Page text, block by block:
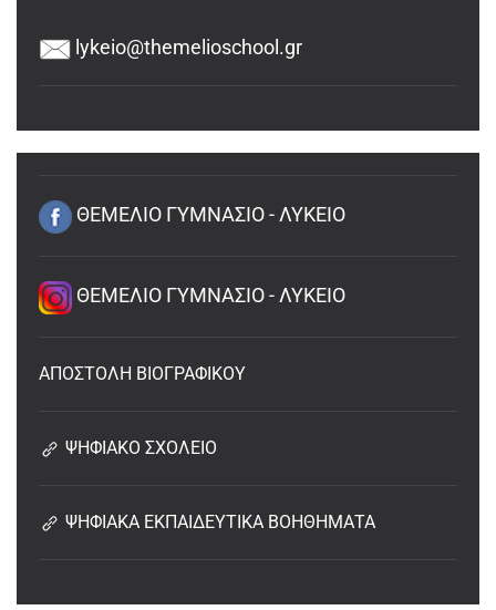
lykeio@themelioschool.gr
ΘΕΜΕΛΙΟ ΓΥΜΝΑΣΙΟ - ΛΥΚΕΙΟ
ΘΕΜΕΛΙΟ ΓΥΜΝΑΣΙΟ - ΛΥΚΕΙΟ
ΑΠΟΣΤΟΛΗ ΒΙΟΓΡΑΦΙΚΟΥ
ΨΗΦΙΑΚΟ ΣΧΟΛΕΙΟ
ΨΗΦΙΑΚΑ ΕΚΠΑΙΔΕΥΤΙΚΑ ΒΟΗΘΗΜΑΤΑ